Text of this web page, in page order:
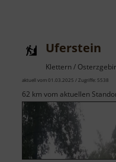
Uferstein
Klettern /
aktuell vom 01.03.2025 / Zugriffe: 5538
62 km vom aktuellen